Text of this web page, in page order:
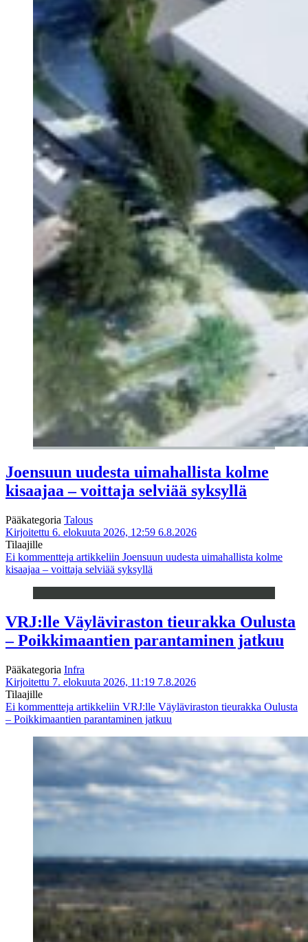
Joensuun uudesta uimahallista kolme
kisaajaa – voittaja selviää syksyllä
Pääkategoria Talous
Kirjoitettu 6. elokuuta 2026, 12:59 6.8.2026
Tilaajille
Ei kommentteja artikkeliin Joensuun uudesta uimahallista kolme
kisaajaa – voittaja selviää syksyllä
VRJ:lle Väyläviraston tieurakka Oulusta
– Poikkimaantien parantaminen jatkuu
Pääkategoria Infra
Kirjoitettu 7. elokuuta 2026, 11:19 7.8.2026
Tilaajille
Ei kommentteja artikkeliin VRJ:lle Väyläviraston tieurakka Oulusta
– Poikkimaantien parantaminen jatkuu